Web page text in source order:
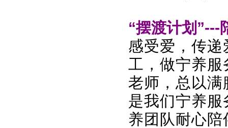
“摆渡计划”---
感受爱，传
工，做宁养
老师，总以
是我们宁养
养团队耐心